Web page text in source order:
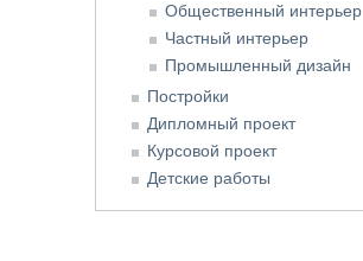
Общественный интерьер
Частный интерьер
Промышленный дизайн
Постройки
Дипломный проект
Курсовой проект
Детские работы